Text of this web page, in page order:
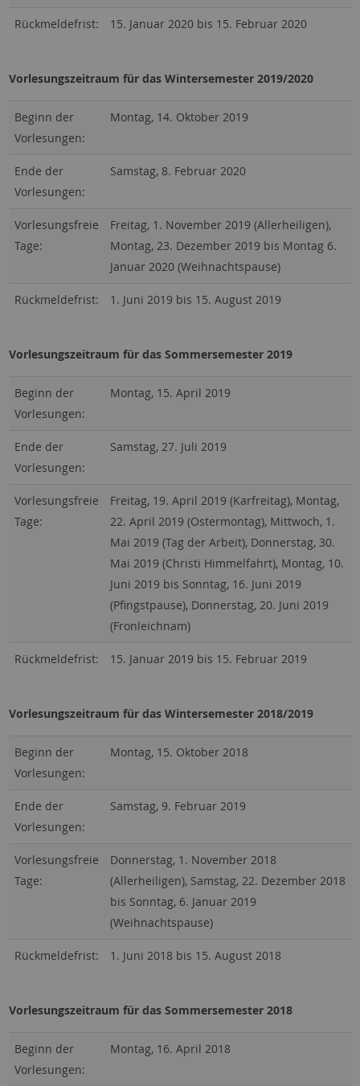
Rückmeldefrist: 15. Januar 2020 bis 15. Februar 2020
Vorlesungszeitraum für das Wintersemester 2019/2020
Beginn der
Vorlesungen:
Montag, 14. Oktober 2019
Ende der
Vorlesungen:
Samstag, 8. Februar 2020
Vorlesungsfreie
Tage:
Freitag, 1. November 2019 (Allerheiligen),
Montag, 23. Dezember 2019 bis Montag 6.
Januar 2020 (Weihnachtspause)
Rückmeldefrist: 1. Juni 2019 bis 15. August 2019
Vorlesungszeitraum für das Sommersemester 2019
Beginn der
Vorlesungen:
Montag, 15. April 2019
Ende der
Vorlesungen:
Samstag, 27. Juli 2019
Vorlesungsfreie
Tage:
Freitag, 19. April 2019 (Karfreitag), Montag,
22. April 2019 (Ostermontag), Mittwoch, 1.
Mai 2019 (Tag der Arbeit), Donnerstag, 30.
Mai 2019 (Christi Himmelfahrt), Montag, 10.
Juni 2019 bis Sonntag, 16. Juni 2019
(Pfingstpause), Donnerstag, 20. Juni 2019
(Fronleichnam)
Rückmeldefrist: 15. Januar 2019 bis 15. Februar 2019
Vorlesungszeitraum für das Wintersemester 2018/2019
Beginn der
Vorlesungen:
Montag, 15. Oktober 2018
Ende der
Vorlesungen:
Samstag, 9. Februar 2019
Vorlesungsfreie
Tage:
Donnerstag, 1. November 2018
(Allerheiligen), Samstag, 22. Dezember 2018
bis Sonntag, 6. Januar 2019
(Weihnachtspause)
Rückmeldefrist: 1. Juni 2018 bis 15. August 2018
Vorlesungszeitraum für das Sommersemester 2018
Beginn der
Vorlesungen:
Montag, 16. April 2018